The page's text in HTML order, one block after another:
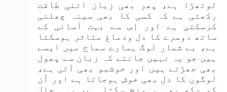
لوتھڑا ہے، پھر بھی زبان اتنی طاقت
رکھتی ہے کہ کسی کا بھی سینہ چھلنی
کرسکتی ہے اور اِس سے بہت آسانی کے
ساتھ دوسرے کا دل ودماغ متاثر ہوسکتا
ہے، بے شمار لوگ ہمارے سماج میں ایسے
ہیں جو یہ نہیں جانتے کہ زبان سے پھول
بھی جھڑتے ہیں اور خوشبو بھی آتی ہے،
لوگوں کا دل بھی خوش ہوجاتا ہے اور اُن
کو دکھ بھی پہونچ سکتا ہے، یہی حال